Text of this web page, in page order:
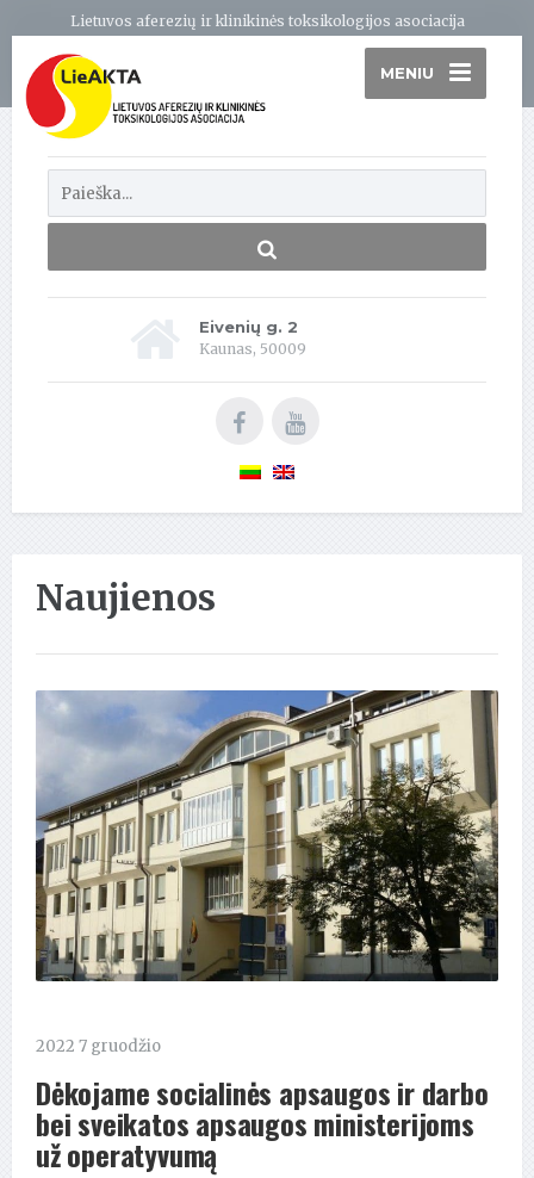
Lietuvos aferezių ir klinikinės toksikologijos asociacija
MENIU
Eivenių g. 2
Kaunas, 50009
Naujienos
2022 7 gruodžio
Dėkojame socialinės apsaugos ir darbo
bei sveikatos apsaugos ministerijoms
už operatyvumą